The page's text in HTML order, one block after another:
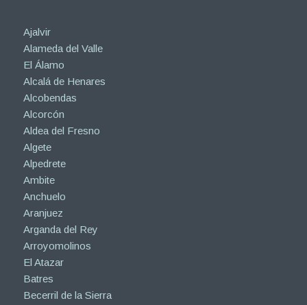
Ajalvir
Alameda del Valle
El Álamo
Alcalá de Henares
Alcobendas
Alcorcón
Aldea del Fresno
Algete
Alpedrete
Ambite
Anchuelo
Aranjuez
Arganda del Rey
Arroyomolinos
El Atazar
Batres
Becerril de la Sierra